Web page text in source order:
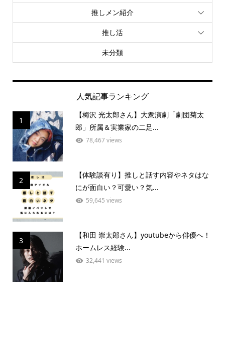
推しメン紹介
推し活
未分類
人気記事ランキング
1
【梅沢 光太郎さん】大衆演劇「劇団菊太
郎」所属＆実業家の二足...
78,467 views
2
【体験談有り】推しと話す内容やネタはな
にが面白い？可愛い？気...
59,645 views
3
【和田 崇太郎さん】youtubeから俳優へ！
ホームレス経験...
32,441 views